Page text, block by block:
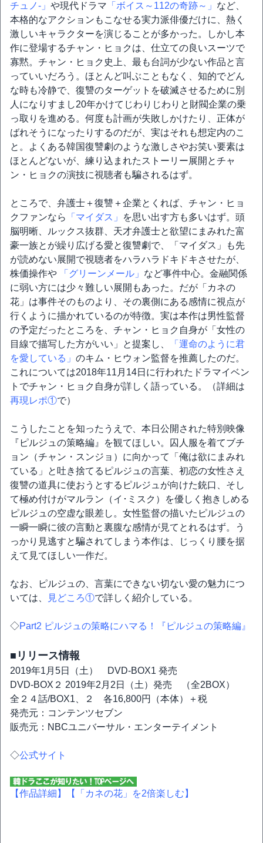
チュノ-」 や現代ドラマ 「ボイス～112の奇跡～」 など、
本格的なアクションもこなせる実力派俳優だけに、熱く
激しいキャラクターを演じることが多かった。しかし本
作に登場するチャン・ヒョクは、仕立ての良いスーツで
寡黙。チャン・ヒョク史上、最も台詞が少ない作品と言
っていいだろう。ほとんど叫ぶこともなく、知的でどん
な時も冷静で、復讐のターゲットを破滅させるために別
人になりすまし20年かけてじわりじわりと財閥企業の乗
っ取りを進める。何度も計画が失敗しかけたり、正体が
ばれそうになったりするのだが、実はそれも想定内のこ
と。よくある韓国復讐劇のような激しさやお笑い要素は
ほとんどないが、練り込まれたストーリー展開とチャ
ン・ヒョクの演技に視聴者も騙されるはず。
ところで、弁護士＋復讐＋企業とくれば、チャン・ヒョ
クファンなら
「マイダス」
を思い出す方も多いはず。頭
脳明晰、ルックス抜群、天才弁護士と欲望にまみれた富
豪一族とが繰り広げる愛と復讐劇で、「マイダス」も先
が読めない展開で視聴者をハラハラドキドキさせたが、
株価操作や
「グリーンメール」 など事件中心。金融関係
に弱い方には少々難しい展開もあった。だが「カネの
花」は事件そのものより、その裏側にある感情に視点が
行くように描かれているのが特徴。実は本作は男性監督
の予定だったところを、チャン・ヒョク自身が「女性の
目線で描写した方がいい」と提案し、
「運命のように君
を愛している」 のキム・ヒウォン監督を推薦したのだ。
これについては2018年11月14日に行われたドラマイベン
トでチャン・ヒョク自身が詳しく語っている。（詳細は
再現レポ①で）
こうしたことを知ったうえで、本日公開された特別映像
『ピルジュの策略編』を観てほしい。囚人服を着てブチ
ョン（チャン・スンジョ）に向かって「俺は欲にまみれ
ている」と吐き捨てるピルジュの言葉、初恋の女性さえ
復讐の道具に使おうとするピルジュが向けた銃口、そし
て極め付けがマルラン（イ･ミスク）を優しく抱きしめる
ピルジュの空虚な眼差し。女性監督の描いたピルジュの
一瞬一瞬に彼の言動と裏腹な感情が見てとれるはず。う
っかり見逃すと騙されてしまう本作は、じっくり腰を据
えて見てほしい一作だ。
なお、ピルジュの、言葉にできない切ない愛の魅力につ
いては、
見どころ①で詳しく紹介している。
◇Part2 ピルジュの策略にハマる！『ピルジュの策略編』
■リリース情報
2019年1月5日（土） DVD-BOX1 発売
DVD-BOX２ 2019年2月2日（土）発売 （全2BOX）
全２４話/BOX1、２ 各16,800円（本体）＋税
発売元：コンテンツセブン
販売元：NBCユニバーサル・エンターテイメント
◇公式サイト
【作品詳細】 【「カネの花」を2倍楽しむ】